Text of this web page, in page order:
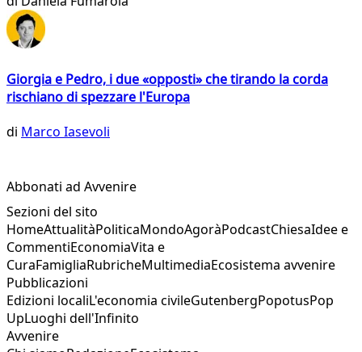
Giorgia e Pedro, i due «opposti» che tirando la corda
rischiano di spezzare l'Europa
di Marco Iasevoli
Abbonati ad Avvenire
Sezioni del sito
HomeAttualitàPoliticaMondoAgoràPodcastChiesaIdee e
CommentiEconomiaVita e
CuraFamigliaRubricheMultimediaEcosistema avvenire
Pubblicazioni
Edizioni localiL'economia civileGutenbergPopotusPop
UpLuoghi dell'Infinito
Avvenire